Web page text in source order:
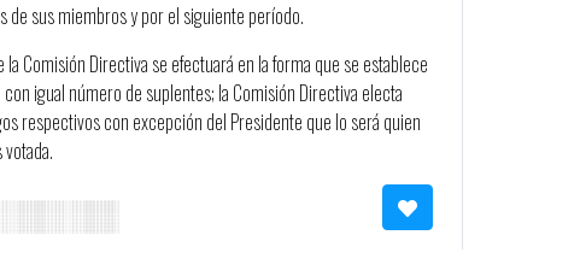
de sus miembros y por el siguiente período.
Comisión Directiva se efectuará en la forma que se establece
igual número de suplentes; la Comisión Directiva electa
respectivos con excepción del Presidente que lo será quien